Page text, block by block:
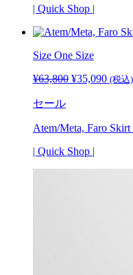
¥74,800
し
た。
で
| Quick Shop |
Size One Size
¥63,800 元
は
¥63,800
¥35,090現
価
格
(税込)
セール
Atem/Meta, Faro Skirt
| Quick Shop |